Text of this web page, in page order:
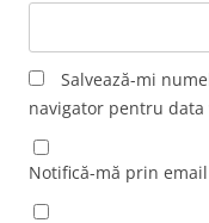
Salvează-mi
navigator pentru data
Notifică-mă prin